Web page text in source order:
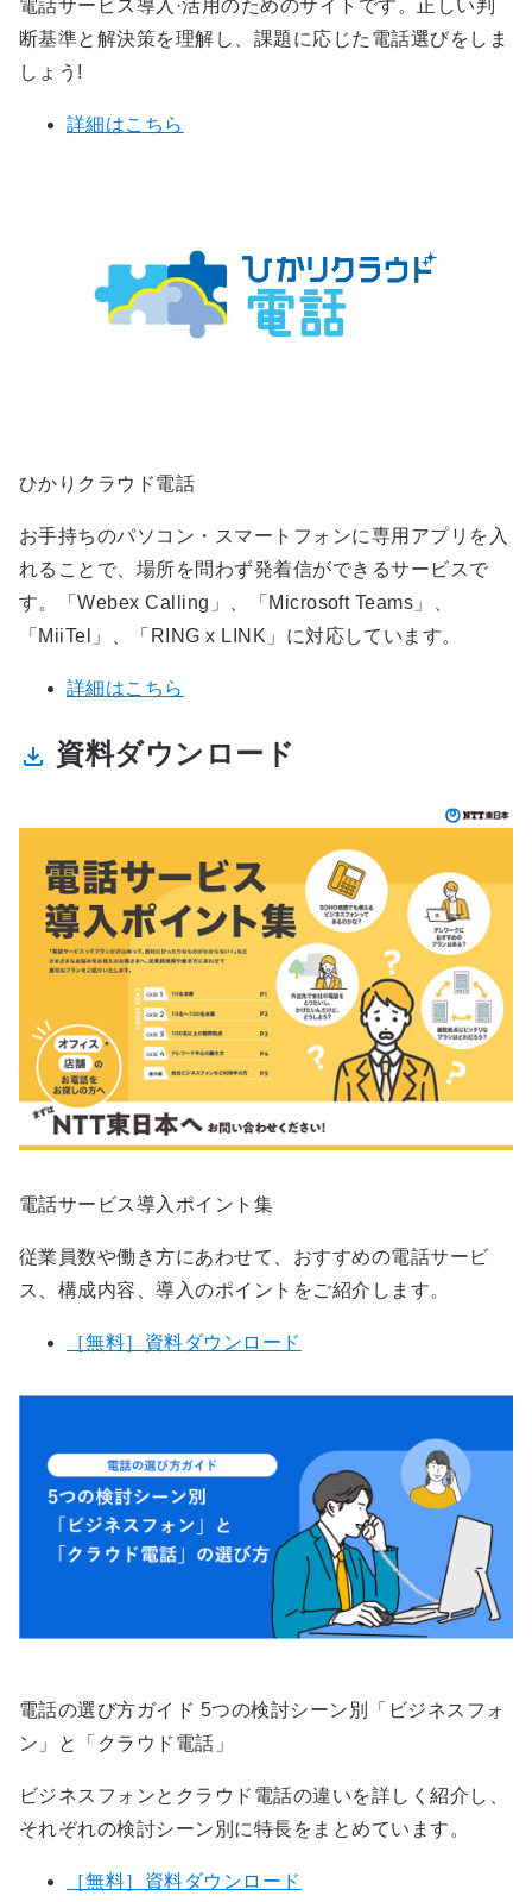
電話サービス導入·活用のためのサイトです。正しい判
断基準と解決策を理解し、課題に応じた電話選びをしま
しょう!
詳細はこちら
ひかりクラウド電話
お手持ちのパソコン・スマートフォンに専用アプリを入
れることで、場所を問わず発着信ができるサービスで
す。「Webex Calling」、「Microsoft Teams」、
「MiiTel」、「RING x LINK」に対応しています。
詳細はこちら
資料ダウンロード
電話サービス導入ポイント集
従業員数や働き方にあわせて、おすすめの電話サービ
ス、構成内容、導入のポイントをご紹介します。
［無料］資料ダウンロード
電話の選び方ガイド 5つの検討シーン別「ビジネスフォ
ン」と「クラウド電話」
ビジネスフォンとクラウド電話の違いを​詳しく紹介し、
それぞれの検討シーン別に特長をまとめています。​
［無料］資料ダウンロード